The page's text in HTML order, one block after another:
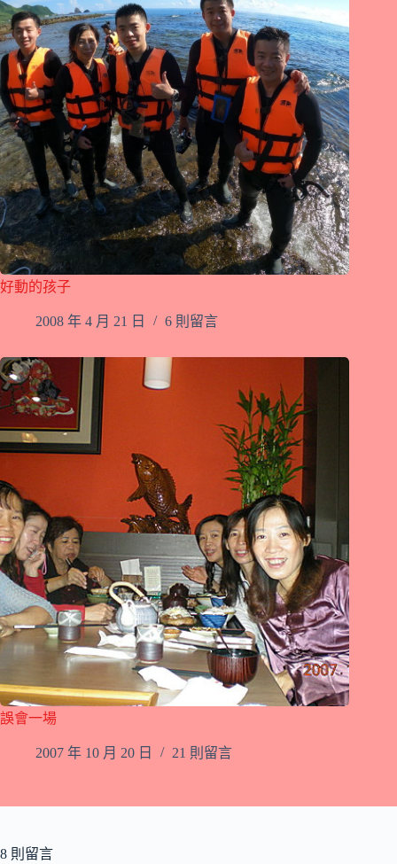
好動的孩子
2008 年 4 月 21 日 6 則留言
誤會一場
2007 年 10 月 20 日 21 則留言
8 則留言